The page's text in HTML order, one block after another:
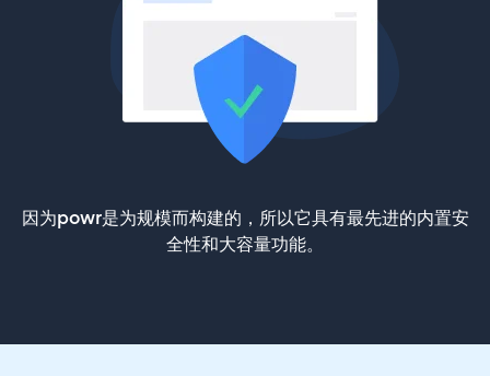
因为powr是为规模而构建的，所以它具有最先进的内置安
全性和大容量功能。